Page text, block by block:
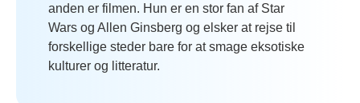
anden er filmen. Hun er en stor fan af Star
Wars og Allen Ginsberg og elsker at rejse til
forskellige steder bare for at smage eksotiske
kulturer og litteratur.